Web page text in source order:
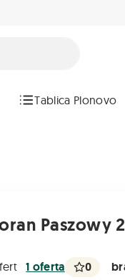
Tablica Plonovo
Paszowy
1 oferta 0